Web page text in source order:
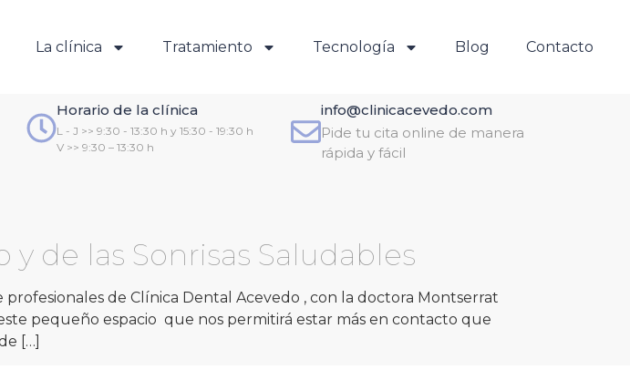
La clínica Tratamiento Tecnología Blog Contacto
Horario de la clínica
L - J >> 9:30 - 13:30 h y 15:30 - 19:30 h
V >> 9:30 – 13:30 h
info@clinicacevedo.com
Pide tu cita online de manera
rápida y fácil
de las Sonrisas Saludables
de Clínica Dental Acevedo , con la doctora Montserrat
pequeño espacio que nos permitirá estar más en contacto que
[…]